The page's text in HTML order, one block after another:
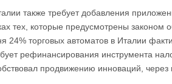
также требует добавления
тех, которые предусмотрены законом
24% торговых автоматов в Италии
рефинансирования инструмента
продвижению инноваций,